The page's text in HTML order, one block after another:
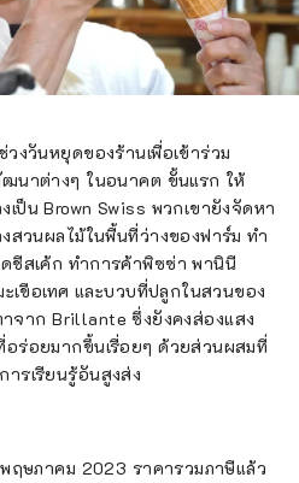
งวันหยุดของร้านเพื่อเข้าร่วม
นาต่างๆ ในอนาคต ขั้นแรก ให้
ป็น Brown Swiss พวกเขายังจัดหา
สวนผลไม้ในพื้นที่ว่างของฟาร์ม ทำ
ชีสเค้ก ทำการค้าพิซซ่า พานินี
เขือเทศ และบวบที่ปลูกในสวนของ
าจาก Brillante ซึ่งยังคงส่องแสง
ร่อยมากขึ้นเรื่อยๆ ด้วยส่วนผสมที่
รเรียนรู้อันสูงส่ง
ฤษภาคม 2023 ราคารวมภาษีแล้ว